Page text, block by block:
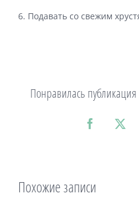
6. Подавать со свежим
Понравилась
Facebook
X
Похожие записи